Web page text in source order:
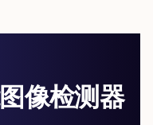
像检测器